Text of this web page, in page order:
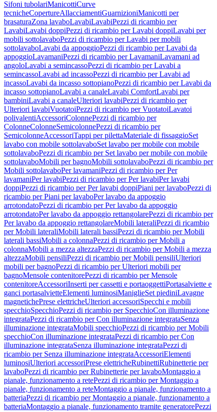
Sifoni tubolariManicottiCurve
tecnicheCopertureAllacciamentiGuarnizioniManicotti per
brasaturaZona lavaboLavabiLavabiPezzi di ricambio per
LavabiLavabi doppiPezzi di ricambio per Lavabi doppiLavabi per
mobili sottolavaboPezzi di ricambio per Lavabi per mobili
sottolavaboLavabi da appoggioPezzi di ricambio per Lavabi da
appoggioLavamaniPezzi di ricambio per LavamaniLavamani ad
angoloLavabi a semincassoPezzi di ricambio per Lavabi a
semincassoLavabi ad incassoPezzi di ricambio per Lavabi ad
incassoLavabi da incasso sottopianoPezzi di ricambio per Lavabi da
incasso sottopianoLavabi a canaleLavabi ComfortLavabi per
bambiniLavabi a canaleUlteriori lavabiPezzi di ricambio per
Ulteriori lavabiVuotatoiPezzi di ricambio per VuotatoiLavatoi
polivalentiAccessoriColonnePezzi di ricambio per
ColonneColonneSemicolonnePezzi di ricambio per
SemicolonneAccessoriTappi per pilettaMateriale di fissaggioSet
lavabo con mobile sottolavaboSet lavabo per mobile con mobile
sottolavaboPezzi di ricambio per Set lavabo per mobile con mobile
sottolavaboMobili per bagnoMobili sottolavaboPezzi di ricambio per
Mobili sottolavaboPer lavamaniPezzi di ricambio per Per
lavamaniPer lavabiPezzi di ricambio per Per lavabiPer lavabi
doppiPezzi di ricambio per Per lavabi doppiPiani per lavaboPezzi di
ricambio per Piani per lavaboPer lavabo da appoggio
arrotondatoPezzi di ricambio per Per lavabo da appoggio
arrotondatoPer lavabo da appoggio rettangolarePezzi di ricambio per
Per lavabo da appoggio rettangolareMobili lateraliPezzi di ricambio
per Mobili lateraliMobili laterali bassiPezzi di ricambio per Mobili
laterali bassiMobili a colonnaPezzi di ricambio per Mobili a
colonnaMobili a mezza altezzaPezzi di ricambio per Mobili a mezza
altezzaMobili pensiliPezzi di ricambio per Mobili pensiliUlteriori
mobili per bagnoPezzi di ricambio per Ulteriori mobili per
bagnoMensole contenitorePezzi di ricambio per Mensole
contenitoreAccessoriInserti per cassetti e portaoggettiPortasalviette e
ganci portasalvietteElementi luminosiManiglieSet piediniLavagne
magnetichePrese elettricheUlteriori accessoriSpecchi e mobili
specchioSpecchioPezzi di ricambio per SpecchioCon illuminazione
integrataPezzi di ricambio per Con illuminazione integrataSenza
illuminazione integrataMobili specchioPezzi di ricambio per Mobili
specchioCon illuminazione integrataPezzi di ricambio per Con
illuminazione integrataSenza illuminazione integrataPezzi di
ricambio per Senza illuminazione integrataAccessoriElementi
luminosiUlteriori accessoriPrese elettricheRubinettiRubinetterie per
lavaboPezzi di ricambio per Rubinetterie per lavaboMontaggio a
pianale, funzionamento a retePezzi di ricambio per Montaggio a
pianale, funzionamento a reteMontaggio a pianale, funzionamento a
batteriaPezzi di ricambio per Montaggio a pianale, funzionamento a
batteriaMontaggio a pianale, funzionamento tramite generatorePezzi